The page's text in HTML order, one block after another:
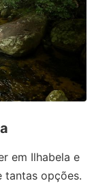
em Ilhabela e
tantas opções.